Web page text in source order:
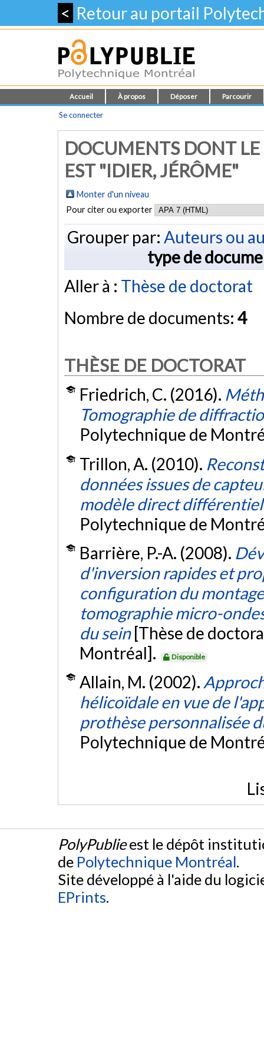
< Retour au portail
Accueil À propos Déposer Parcourir
Se connecter
DOCUMENTS DONT
EST "IDIER, JÉRÔME"
Monter d'un niveau
Pour citer ou exporter
Grouper par: Auteurs ou
type de
Aller à : Thèse de doctorat
Nombre de documents: 4
THÈSE DE DOCTORAT
Friedrich, C. (2016).
Tomographie de
Polytechnique de
Trillon, A. (2010).
données issues de
modèle direct différentiel
Polytechnique de
Barrière, P.-A. (2008).
d'inversion rapides et
configuration du
tomographie micro-
du sein [Thèse de
Montréal].
Disponible
Allain, M. (2002).
hélicoïdale en vue de
prothèse personnalisée
Polytechnique de
PolyPublieest le dépôt
de Polytechnique Montréal.
Site développé à l'aide du
EPrints.